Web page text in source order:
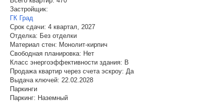
Застройщик:
ГК Град
Срок сдачи: 4 квартал, 2027
Отделка: Без отделки
Материал стен: Монолит-кирпич
Свободная планировка: Нет
Класс энергоэффективности здания: B
Продажа квартир через счета эскроу: Да
Выдача ключей: 22.02.2028
Паркинги
Паркинг: Наземный